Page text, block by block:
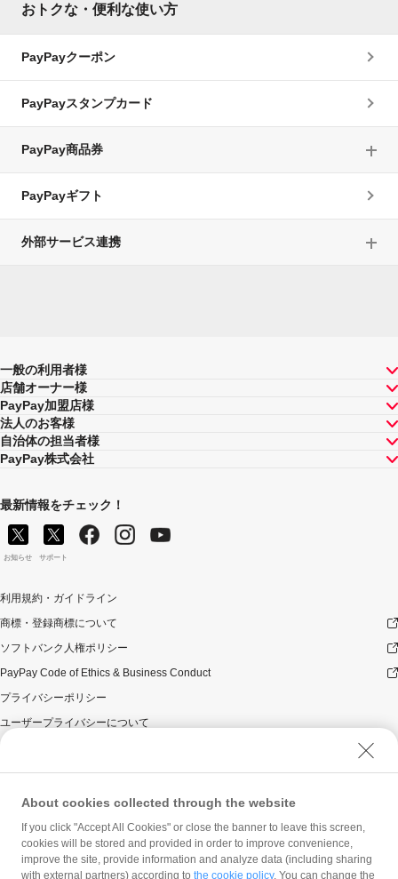
おトクな・便利な使い方
PayPayクーポン
PayPayスタンプカード
PayPay商品券
PayPayギフト
外部サービス連携
一般の利用者様
店舗オーナー様
PayPay加盟店様
法人のお客様
自治体の担当者様
PayPay株式会社
最新情報をチェック！
お知らせ サポート
利用規約・ガイドライン
商標・登録商標について
ソフトバンク人権ポリシー
PayPay Code of Ethics & Business Conduct
プライバシーポリシー
ユーザープライバシーについて
ウェブサイト利用規約
反社会的勢力に対する方針
勧誘方針
マネロン等基本方針
カスタマーハラスメントに関する当社の考え方
About cookies collected through the website
If you click "Accept All Cookies" or close the banner to leave this screen,
cookies will be stored and provided in order to improve convenience,
improve the site, provide information and analyze data (including sharing
with external partners) according to the cookie policy. You can change the